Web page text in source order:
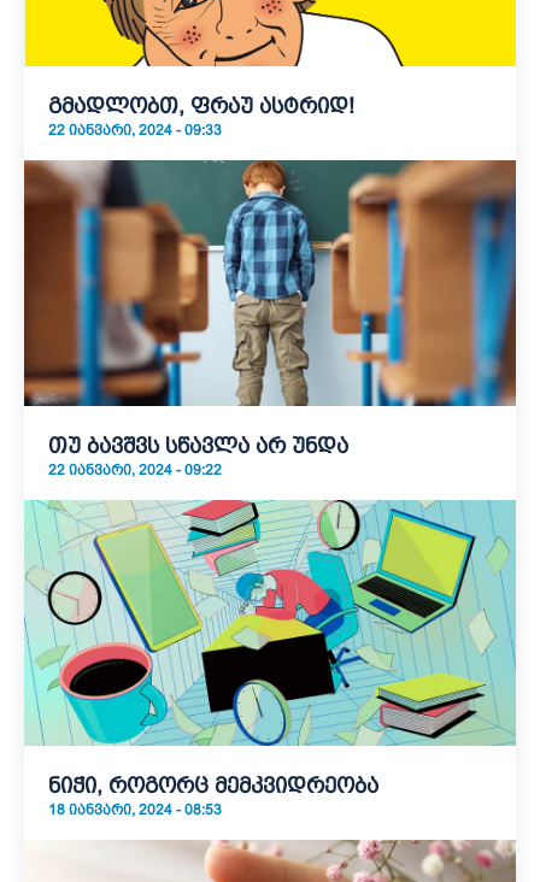
გმადლობთ, ფრაუ ასტრიდ!
22 ᲘᲐᲜᲕᲐᲠᲘ, 2024 - 09:33
თუ ბავშვს სწავლა არ უნდა
22 ᲘᲐᲜᲕᲐᲠᲘ, 2024 - 09:22
ნიჭი, როგორც მემკვიდრეობა
18 ᲘᲐᲜᲕᲐᲠᲘ, 2024 - 08:53